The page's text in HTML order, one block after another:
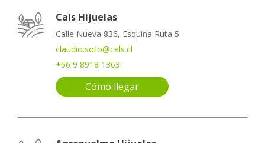
Cals Hijuelas
Calle Nueva 836, Esquina Ruta 5
claudio.soto@cals.cl
+56 9 8918 1363
Cómo llegar